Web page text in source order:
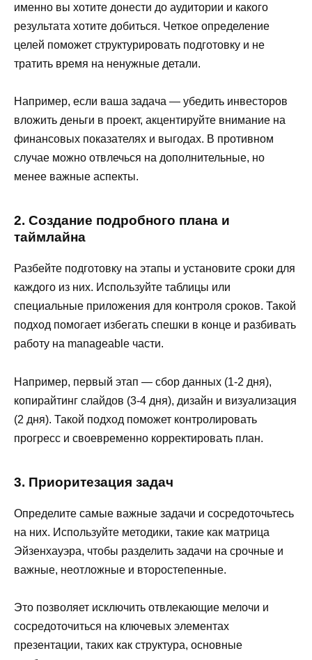
именно вы хотите донести до аудитории и какого
результата хотите добиться. Четкое определение
целей поможет структурировать подготовку и не
тратить время на ненужные детали.
Например, если ваша задача — убедить инвесторов
вложить деньги в проект, акцентируйте внимание на
финансовых показателях и выгодах. В противном
случае можно отвлечься на дополнительные, но
менее важные аспекты.
2. Создание подробного плана и
таймлайна
Разбейте подготовку на этапы и установите сроки для
каждого из них. Используйте таблицы или
специальные приложения для контроля сроков. Такой
подход помогает избегать спешки в конце и разбивать
работу на manageable части.
Например, первый этап — сбор данных (1-2 дня),
копирайтинг слайдов (3-4 дня), дизайн и визуализация
(2 дня). Такой подход поможет контролировать
прогресс и своевременно корректировать план.
3. Приоритезация задач
Определите самые важные задачи и сосредоточьтесь
на них. Используйте методики, такие как матрица
Эйзенхауэра, чтобы разделить задачи на срочные и
важные, неотложные и второстепенные.
Это позволяет исключить отвлекающие мелочи и
сосредоточиться на ключевых элементах
презентации, таких как структура, основные